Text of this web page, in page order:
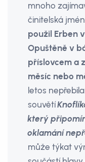
mnoho
činitelská
použil Erben
Opuštěně v
příslovcem a
měsíc nebo
letos
souvětí
který
oklamání
může týkat